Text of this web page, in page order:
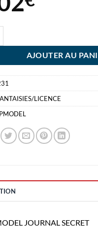
AJOUTER AU
LICENCE
JOURNAL SECRET